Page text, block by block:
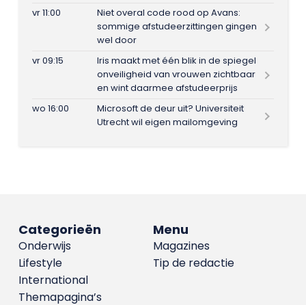
vr 11:00
Niet overal code rood op Avans:
sommige afstudeerzittingen gingen
wel door
vr 09:15
Iris maakt met één blik in de spiegel
onveiligheid van vrouwen zichtbaar
en wint daarmee afstudeerprijs
wo 16:00
Microsoft de deur uit? Universiteit
Utrecht wil eigen mailomgeving
Menu
Magazines
Tip de redactie
Categorieën
Onderwijs
Lifestyle
International
Themapagina’s